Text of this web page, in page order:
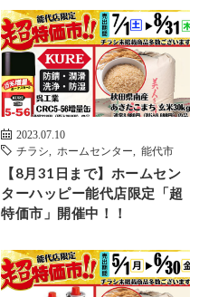
2023.07.10
チラシ
ホームセンター 能代市
【8月31日まで】ホームセン
ターハッピー能代店限定「超
特価市」開催中！！